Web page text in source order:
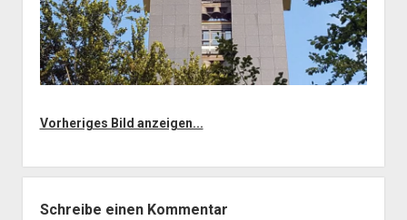
Vorheriges Bild anzeigen...
Schreibe einen Kommentar